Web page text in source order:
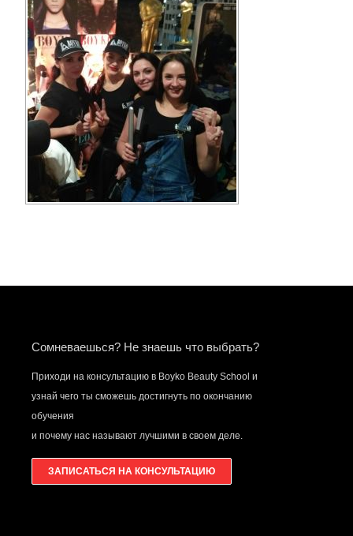
Сомневаешься? Не знаешь что выбрать?
Приходи на консультацию в Boyko Beauty School и
узнай чего ты сможешь достигнуть по окончанию
обучения
и почему нас называют лучшими в своем деле.
ЗАПИСАТЬСЯ НА КОНСУЛЬТАЦИЮ